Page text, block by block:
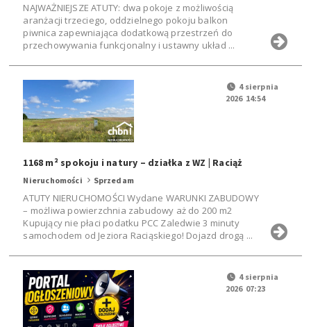
NAJWAŻNIEJSZE ATUTY: dwa pokoje z możliwością
aranżacji trzeciego, oddzielnego pokoju balkon
piwnica zapewniająca dodatkową przestrzeń do
przechowywania funkcjonalny i ustawny układ ...
4 sierpnia
2026 14:54
1168 m² spokoju i natury – działka z WZ | Raciąż
Nieruchomości Sprzedam
ATUTY NIERUCHOMOŚCI Wydane WARUNKI ZABUDOWY
– możliwa powierzchnia zabudowy aż do 200 m2
Kupujący nie płaci podatku PCC Zaledwie 3 minuty
samochodem od Jeziora Raciąskiego! Dojazd drogą ...
4 sierpnia
2026 07:23